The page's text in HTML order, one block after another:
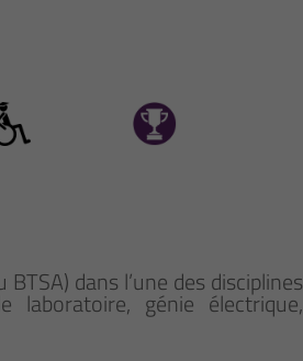
dans l’une des disciplines
laboratoire, génie électrique,